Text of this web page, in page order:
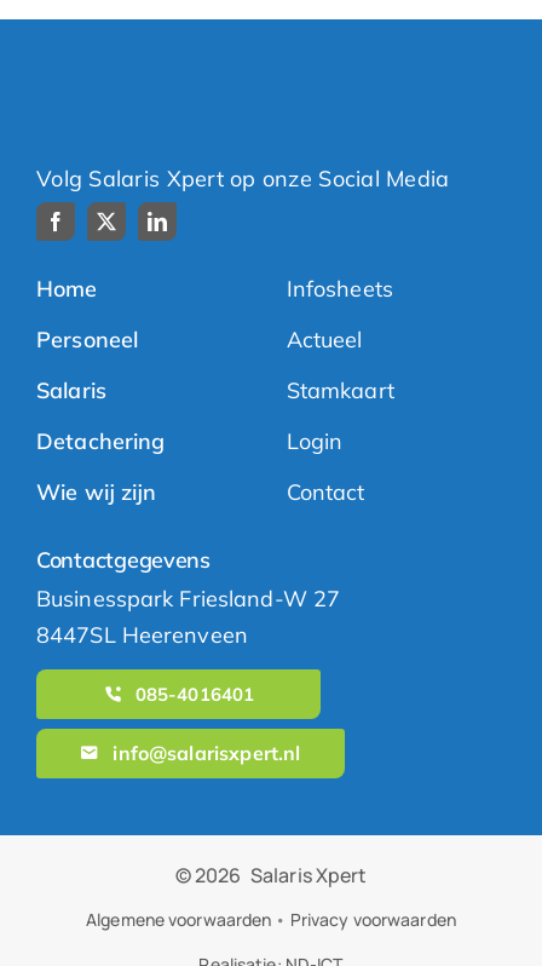
Volg Salaris Xpert op onze Social Media
Home
Personeel
Salaris
Detachering
Wie wij zijn
Infosheets
Actueel
Stamkaart
Login
Contact
Contactgegevens
Businesspark Friesland-W 27
8447SL Heerenveen
085-4016401
info@salarisxpert.nl
© 2026 Salaris Xpert
Algemene voorwaarden • Privacy voorwaarden